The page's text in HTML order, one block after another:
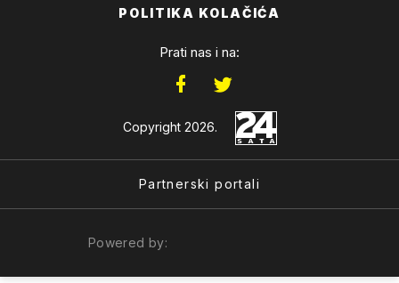
POLITIKA KOLAČIĆA
Prati nas i na:
Copyright 2026.
Partnerski portali
Powered by: